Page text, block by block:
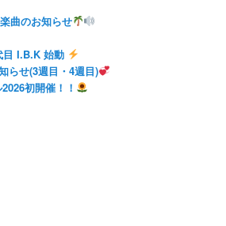
曲のお知らせ
目 I.B.K 始動
らせ(3週目・4週目)
初開催！！